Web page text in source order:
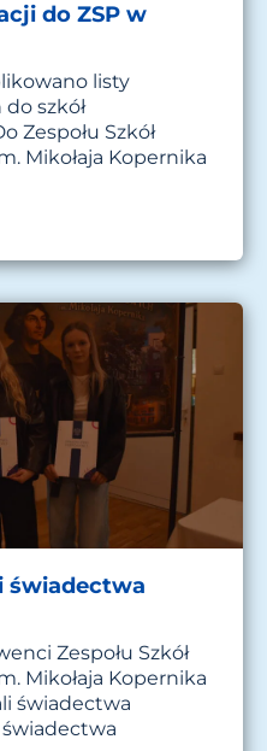
do ZSP w
listy
szkół
Zespołu Szkół
Mikołaja Kopernika
świadectwa
Zespołu Szkół
Mikołaja Kopernika
świadectwa
świadectwa